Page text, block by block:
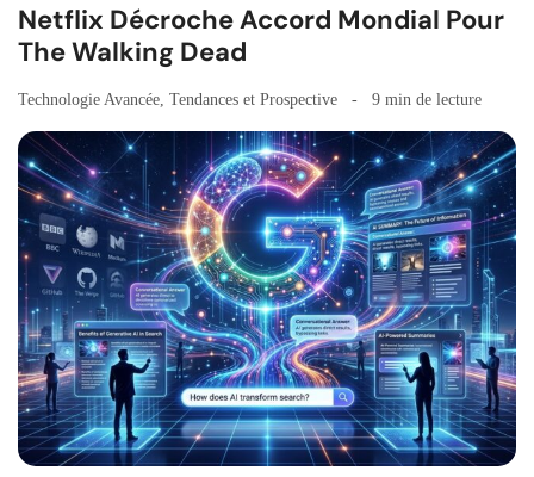
Netflix Décroche Accord Mondial Pour
The Walking Dead
Technologie Avancée Tendances et Prospective 9 min de lecture